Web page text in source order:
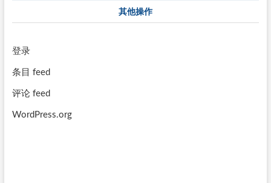
其他操作
登录
条目 feed
评论 feed
WordPress.org